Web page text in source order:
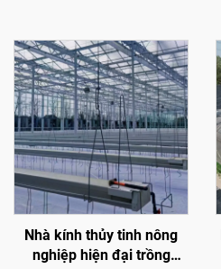
Nhà kính thủy tinh nông
nghiệp hiện đại trồng